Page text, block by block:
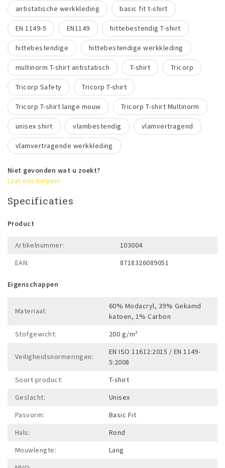
antistatische werkkleding basic fit t-shirt
EN 1149-5 EN1149 hittebestendig T-shirt
hittebestendige hittebestendige werkkleding
multinorm T-shirt antistatisch T-shirt Tricorp
Tricorp Safety Tricorp T-shirt
Tricorp T-shirt lange mouw Tricorp T-shirt Multinorm
unisex shirt vlambestendig vlamvertragend
vlamvertragende werkkleding
Niet gevonden wat u zoekt?
Laat ons helpen!
Specificaties
Product
Artikelnummer:
103004
EAN:
8718326089051
Eigenschappen
Materiaal:
60% Modacryl, 39% Gekamd
katoen, 1% Carbon
Stofgewicht:
200 g/m²
Veiligheidsnormeringen:
EN ISO 11612:2015 / EN 1149-
5:2008
Soort product:
T-shirt
Geslacht:
Unisex
Pasvorm:
Basic Fit
Hals:
Rond
Mouwlengte:
Lang